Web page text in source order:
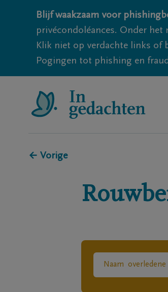
Blijf waakzaam voor
privécondoléances. Onder het
Klik niet op verdachte links of
Pogingen tot phishing en
← Vorige